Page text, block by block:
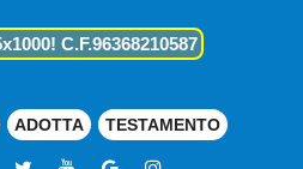
C.F.96368210587
ADOTTA TESTAMENTO